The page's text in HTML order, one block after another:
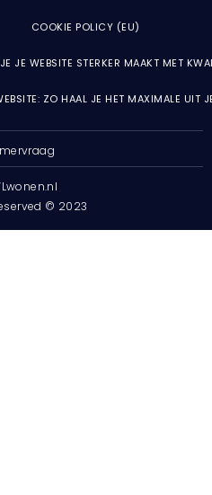
COOKIE POLICY (EU)
JE WEBSITE STERKER MAAKT MET
ZO HAAL JE HET MAXIMALE UIT
© 2023